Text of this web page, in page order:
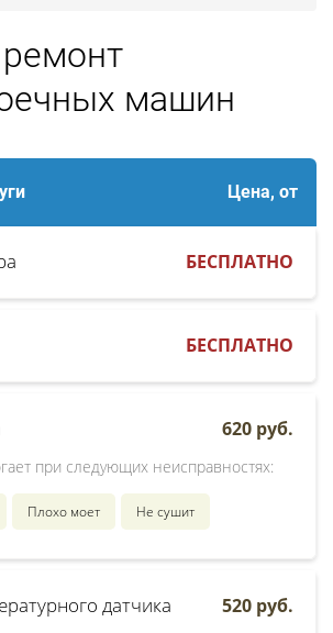
машин
Цена, от
БЕСПЛАТНО
БЕСПЛАТНО
при следующих неисправностях:
Плохо моет Не сушит
620 руб.
датчика 520 руб.